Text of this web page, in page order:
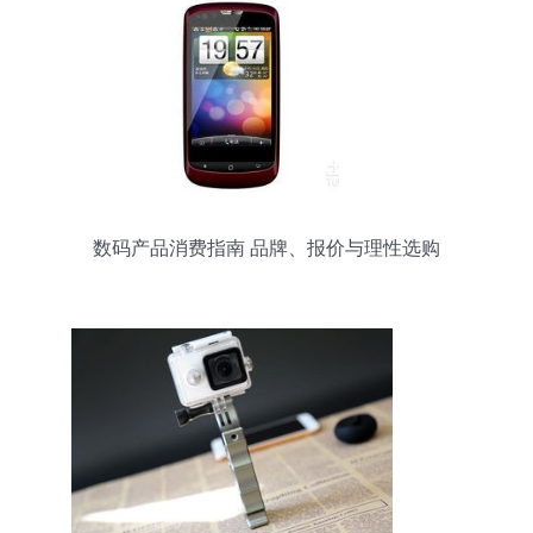
数码产品消费指南 品牌、报价与理性选购